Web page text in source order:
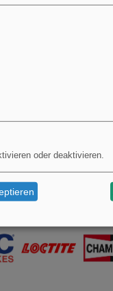
oder deaktivieren.